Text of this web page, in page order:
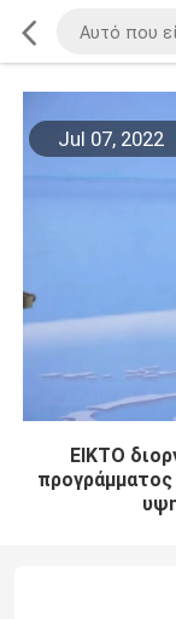
Jul 07, 2022
EIKTO
προγράμματος